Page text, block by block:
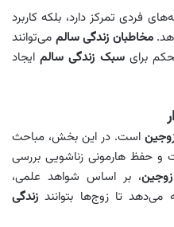
فردی تمرکز دارد، بلکه کاربرد
مخاطبان زندگی سالم می‌توانند
برایسبک زندگی سالمایجاد
است. در این بخش، مباحث
و حفظ هارمونی زناشویی بررسی
، بر اساس شواهد علمی،
می‌دهد تا زوج‌ها بتوانند زندگی